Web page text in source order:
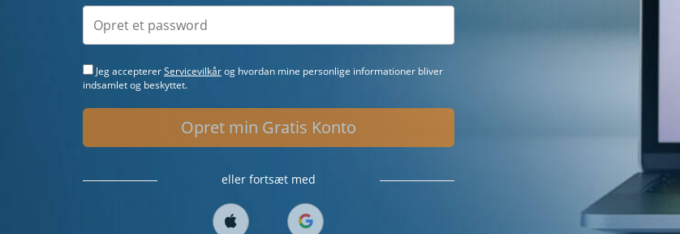
Jeg acceptererServicevilkårog hvordan mine personlige informationer bliver
indsamlet og beskyttet.
Opret min Gratis Konto
eller fortsæt med